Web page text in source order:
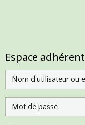
Espace adhérent